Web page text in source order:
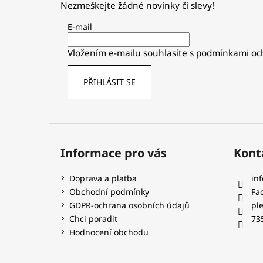
Nezmeškejte žádné novinky či slevy!
E-mail
Vložením e-mailu souhlasíte s podmínkami
PŘIHLÁSIT SE
Informace pro vás
Doprava a platba
Obchodní podmínky
GDPR-ochrana osobních údajů
Chci poradit
Hodnocení obchodu